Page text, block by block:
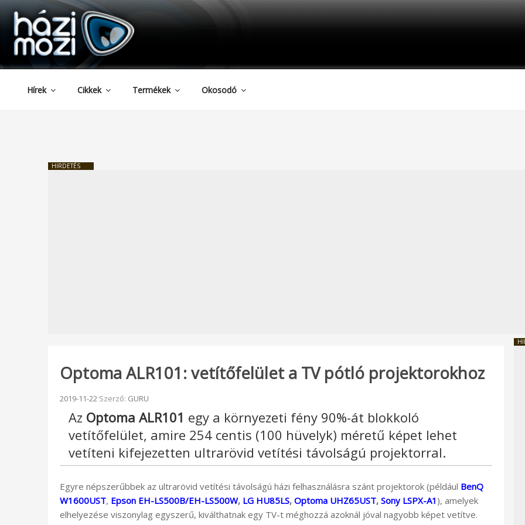
Tartalomhoz
HAZIMOZI
Hírek Cikkek Termékek Okosodó
HIRDETÉS
Optoma ALR101: vetítőfelület a TV pótló projektorokhoz
Beküldve:
2019-11-22 Szerző: GURU
Az Optoma ALR101 egy a környezeti fény 90%-át blokkoló
vetítőfelület, amire 254 centis (100 hüvelyk) méretű képet lehet
vetíteni kifejezetten ultrarövid vetítési távolságú projektorral.
Egyre népszerűbbek az ultrarövid vetítési távolságú házi felhasználásra szánt projektorok (például BenQ
W1600UST, Epson EH-LS500B/EH-LS500W, LG HU85LS, Optoma UHZ65UST, Sony LSPX-A1 ), amelyek
elhelyezése viszonylag egyszerű, kiválthatnak egy TV-t méghozzá azoknál jóval nagyobb képet vetítve.